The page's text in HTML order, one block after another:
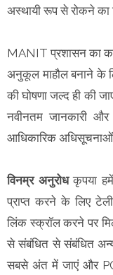
अस्थायी रूप से रोकने का
MANIT प्रशासन का
अनुकूल माहौल बनाने के
की घोषणा जल्द ही की
नवीनतम जानकारी और
आधिकारिक
विनम्र अनुरोधकृपया
प्राप्त करने के लिए
लिंक स्क्रॉल करने पर मिल
से संबंधित से संबंधित
सबसे अंत में जाएं और